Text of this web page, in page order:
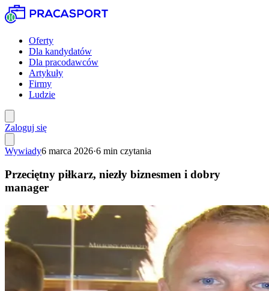
Oferty
Dla kandydatów
Dla pracodawców
Artykuły
Firmy
Ludzie
Zaloguj się
Wywiady6 marca 2026·6 min czytania
Przeciętny piłkarz, niezły biznesmen i dobry
manager